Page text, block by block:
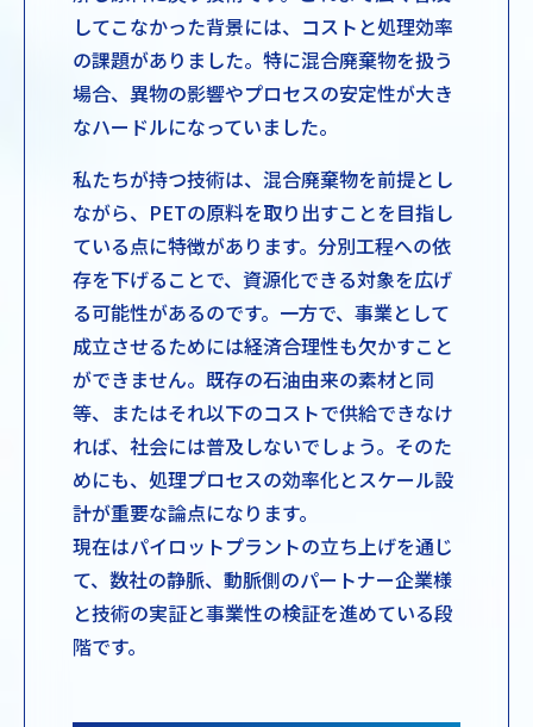
してこなかった背景には、コストと処理効率
の課題がありました。特に混合廃棄物を扱う
場合、異物の影響やプロセスの安定性が大き
なハードルになっていました。
私たちが持つ技術は、混合廃棄物を前提とし
ながら、PETの原料を取り出すことを目指し
ている点に特徴があります。分別工程への依
存を下げることで、資源化できる対象を広げ
る可能性があるのです。一方で、事業として
成立させるためには経済合理性も欠かすこと
ができません。既存の石油由来の素材と同
等、またはそれ以下のコストで供給できなけ
れば、社会には普及しないでしょう。そのた
めにも、処理プロセスの効率化とスケール設
計が重要な論点になります。
現在はパイロットプラントの立ち上げを通じ
て、数社の静脈、動脈側のパートナー企業様
と技術の実証と事業性の検証を進めている段
階です。